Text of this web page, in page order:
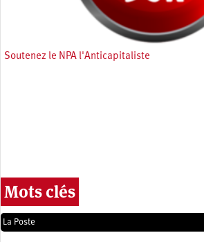
Soutenez le NPA l'Anticapitaliste
Mots clés
La Poste